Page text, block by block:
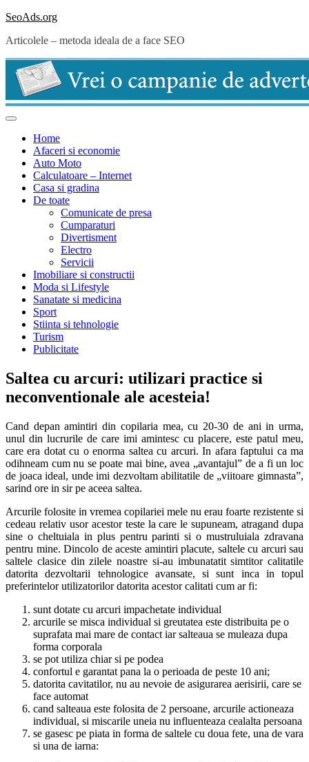
Skip
content
SeoAds.org
Articolele – metoda ideala de a face SEO
Home
Afaceri si economie
Auto Moto
Calculatoare – Internet
Casa si gradina
De toate
Comunicate de presa
Cumparaturi
Divertisment
Electro
Servicii
Imobiliare si constructii
Moda si Lifestyle
Sanatate si medicina
Sport
Stiinta si tehnologie
Turism
Publicitate
Saltea cu arcuri: utilizari practice si
neconventionale ale acesteia!
Cand depan amintiri din copilaria mea, cu 20-30 de ani in urma,
unul din lucrurile de care imi amintesc cu placere, este patul meu,
care era dotat cu o enorma saltea cu arcuri. In afara faptului ca ma
odihneam cum nu se poate mai bine, avea „avantajul” de a fi un loc
de joaca ideal, unde imi dezvoltam abilitatile de „viitoare gimnasta”,
sarind ore in sir pe aceea saltea.
Arcurile folosite in vremea copilariei mele nu erau foarte rezistente si
cedeau relativ usor acestor teste la care le supuneam, atragand dupa
sine o cheltuiala in plus pentru parinti si o mustruluiala zdravana
pentru mine. Dincolo de aceste amintiri placute, saltele cu arcuri sau
saltele clasice din zilele noastre si-au imbunatatit simtitor calitatile
datorita dezvoltarii tehnologice avansate, si sunt inca in topul
preferintelor utilizatorilor datorita acestor calitati cum ar fi:
sunt dotate cu arcuri impachetate individual
arcurile se misca individual si greutatea este distribuita pe o
suprafata mai mare de contact iar salteaua se muleaza dupa
forma corporala
se pot utiliza chiar si pe podea
confortul e garantat pana la o perioada de peste 10 ani;
datorita cavitatilor, nu au nevoie de asigurarea aerisirii, care se
face automat
cand salteaua este folosita de 2 persoane, arcurile actioneaza
individual, si miscarile uneia nu influenteaza cealalta persoana
se gasesc pe piata in forma de saltele cu doua fete, una de vara
si una de iarna: